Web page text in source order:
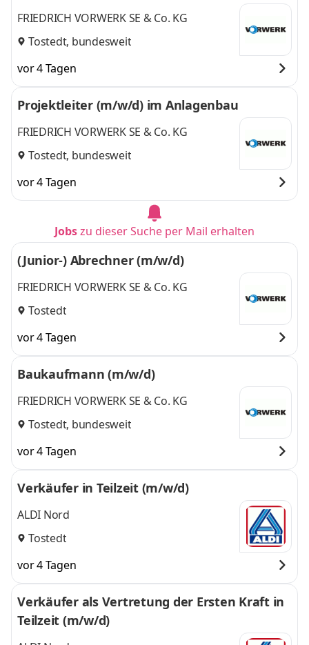
FRIEDRICH VORWERK SE & Co. KG
Tostedt, bundesweit
vor 4 Tagen
Projektleiter (m/w/d) im Anlagenbau
FRIEDRICH VORWERK SE & Co. KG
Tostedt, bundesweit
vor 4 Tagen
Jobszu dieser Suche per Mail erhalten
(Junior-) Abrechner (m/w/d)
FRIEDRICH VORWERK SE & Co. KG
Tostedt
vor 4 Tagen
Baukaufmann (m/w/d)
FRIEDRICH VORWERK SE & Co. KG
Tostedt, bundesweit
vor 4 Tagen
Verkäufer in Teilzeit (m/w/d)
ALDI Nord
Tostedt
vor 4 Tagen
Verkäufer als Vertretung der Ersten Kraft in
Teilzeit (m/w/d)